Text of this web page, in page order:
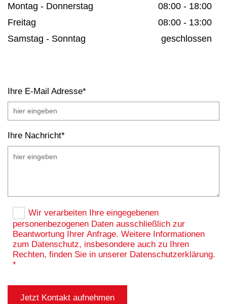
Montag - Donnerstag
08:00 - 18:00
Freitag
08:00 - 13:00
Samstag - Sonntag
geschlossen
Ihre E-Mail Adresse*
Ihre Nachricht*
Wir verarbeiten Ihre eingegebenen
personenbezogenen Daten ausschließlich zur
Beantwortung Ihrer Anfrage. Weitere Informationen
zum Datenschutz, insbesondere auch zu Ihren
Rechten, finden Sie in unserer Datenschutzerklärung.
*